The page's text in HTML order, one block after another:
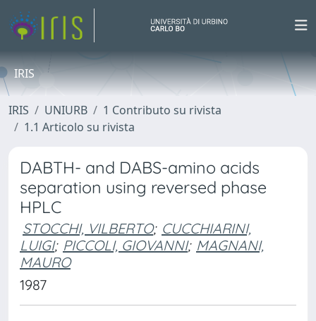
IRIS
IRIS UNIURB
1 Contributo su rivista
1.1 Articolo su rivista
DABTH- and DABS-amino acids
separation using reversed phase
HPLC
STOCCHI, VILBERTO; CUCCHIARINI,
LUIGI; PICCOLI, GIOVANNI; MAGNANI,
MAURO
1987